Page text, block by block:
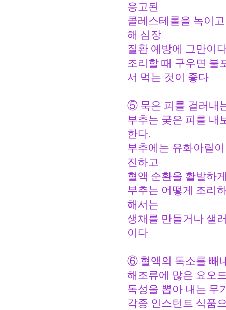
응고된
콜레스테롤을 녹이
해 심장
질환 예방에 그만이
조리할 때 구우면 불
서 먹는 것이 좋다
⑤ 묵은 피를 걸러내
부추는 궂은 피를 내
한다.
부추에는 유화아릴
진하고
혈액 순환을 활발하
부추는 어떻게 조리
해서는
생채를 만들거나 샐
이다
⑥ 혈액의 독소를 빼
해조류에 많은 요오
독성을 뽑아 내는 무
각종 인스턴트 식품